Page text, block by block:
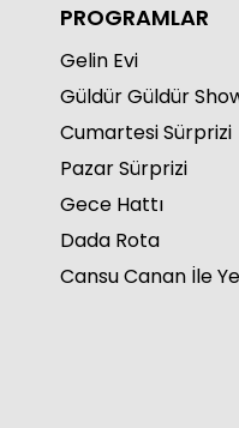
PROGRAMLAR
Gelin Evi
Güldür Güldür
Cumartesi Sürprizi
Pazar Sürprizi
Gece Hattı
Dada Rota
Cansu Canan İle